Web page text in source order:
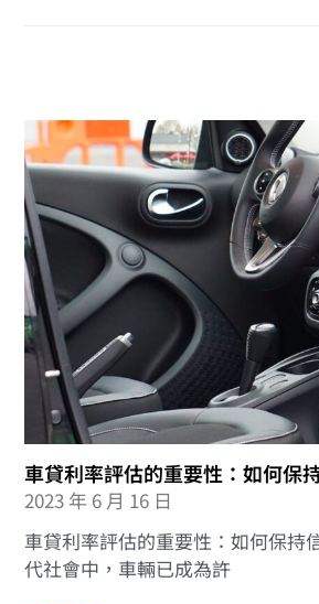
車貸利率評估的重要性：如何保
2023 年 6 月 16 日
車貸利率評估的重要性：如何保持
代社會中，車輛已成為許